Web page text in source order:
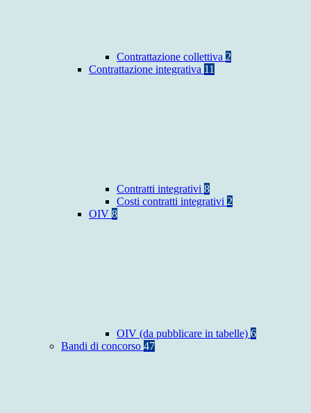
Contrattazione collettiva 2
Contrattazione integrativa 11
Contratti integrativi 8
Costi contratti integrativi 2
OIV 8
OIV (da pubblicare in tabelle) 6
Bandi di concorso 47